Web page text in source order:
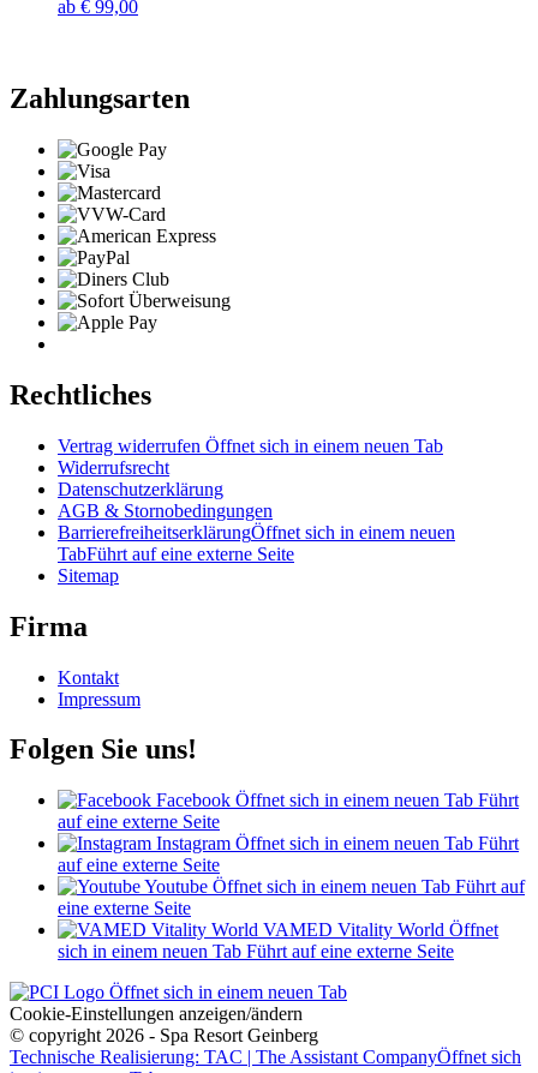
ab € 99,00
Zahlungsarten
Rechtliches
Vertrag widerrufen Öffnet sich in einem neuen Tab
Widerrufsrecht
Datenschutzerklärung
AGB & Stornobedingungen
BarrierefreiheitserklärungÖffnet sich in einem neuen
TabFührt auf eine externe Seite
Sitemap
Firma
Kontakt
Impressum
Folgen Sie uns!
Facebook Öffnet sich in einem neuen Tab Führt
auf eine externe Seite
Instagram Öffnet sich in einem neuen Tab Führt
auf eine externe Seite
Youtube Öffnet sich in einem neuen Tab Führt auf
eine externe Seite
VAMED Vitality World Öffnet
sich in einem neuen Tab Führt auf eine externe Seite
Öffnet sich in einem neuen Tab
Cookie-Einstellungen anzeigen/ändern
© copyright 2026 - Spa Resort Geinberg
Technische Realisierung: TAC | The Assistant CompanyÖffnet sich